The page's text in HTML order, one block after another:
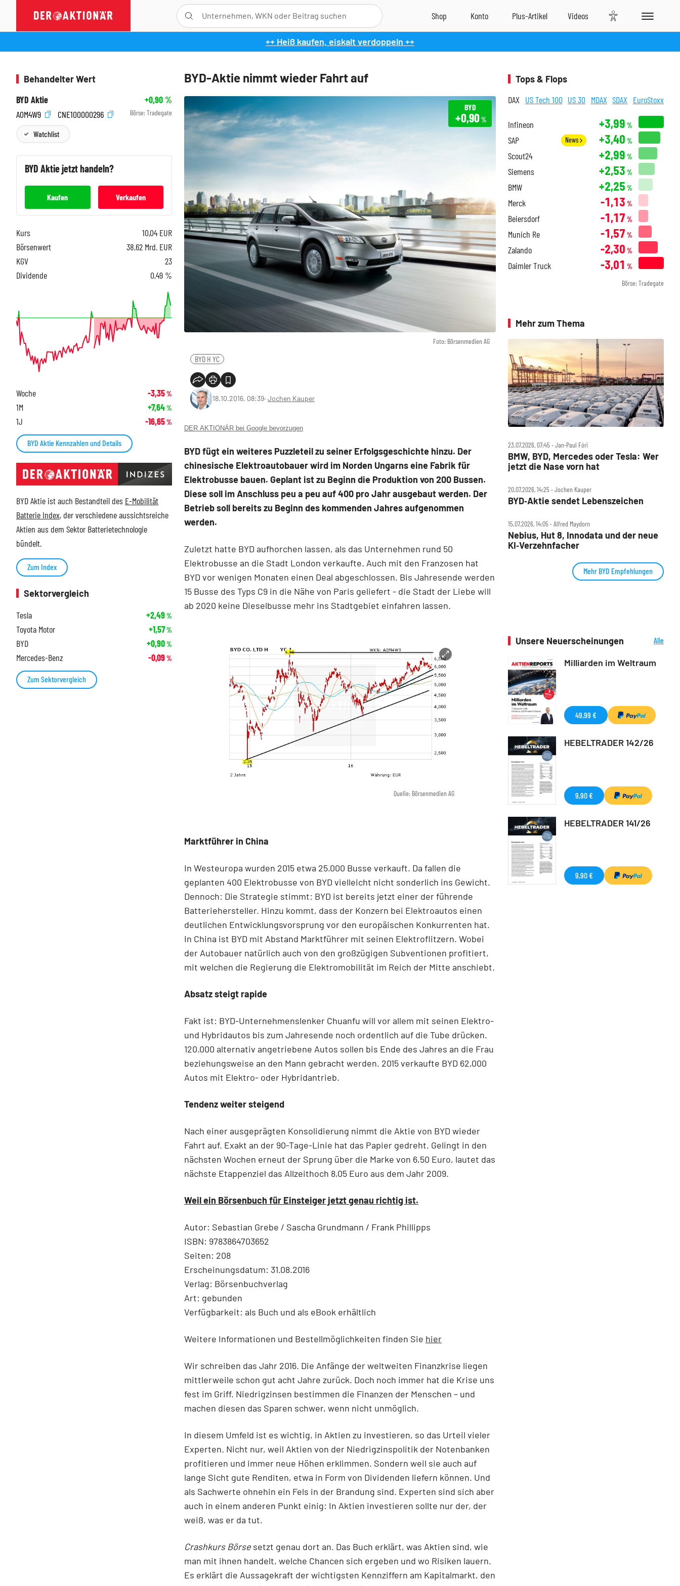
++ Heiß kaufen, eiskalt verdoppeln ++
BYD-Aktie nimmt wieder Fahrt auf
Foto: Börsenmedien AG
BYD
+0,90%
BYD H YC
18.10.2016, 08:39‧ Jochen Kauper
DER AKTIONÄR bei Google bevorzugen
BYD fügt ein weiteres Puzzleteil zu seiner Erfolgsgeschichte hinzu. Der
chinesische Elektroautobauer wird im Norden Ungarns eine Fabrik für
Elektrobusse bauen. Geplant ist zu Beginn die Produktion von 200 Bussen.
Diese soll im Anschluss peu a peu auf 400 pro Jahr ausgebaut werden. Der
Betrieb soll bereits zu Beginn des kommenden Jahres aufgenommen
werden.
Zuletzt hatte BYD aufhorchen lassen, als das Unternehmen rund 50
Elektrobusse an die Stadt London verkaufte. Auch mit den Franzosen hat
BYD vor wenigen Monaten einen Deal abgeschlossen. Bis Jahresende werden
15 Busse des Typs C9 in die Nähe von Paris geliefert - die Stadt der Liebe will
ab 2020 keine Dieselbusse mehr ins Stadtgebiet einfahren lassen.
Quelle: Börsenmedien AG
Marktführer in China
In Westeuropa wurden 2015 etwa 25.000 Busse verkauft. Da fallen die
geplanten 400 Elektrobusse von BYD vielleicht nicht sonderlich ins Gewicht.
Dennoch: Die Strategie stimmt: BYD ist bereits jetzt einer der führende
Batteriehersteller. Hinzu kommt, dass der Konzern bei Elektroautos einen
deutlichen Entwicklungsvorsprung vor den europäischen Konkurrenten hat.
In China ist BYD mit Abstand Marktführer mit seinen Elektroflitzern. Wobei
der Autobauer natürlich auch von den großzügigen Subventionen profitiert,
mit welchen die Regierung die Elektromobilität im Reich der Mitte anschiebt.
Absatz steigt rapide
Fakt ist: BYD-Unternehmenslenker Chuanfu will vor allem mit seinen Elektro-
und Hybridautos bis zum Jahresende noch ordentlich auf die Tube drücken.
120.000 alternativ angetriebene Autos sollen bis Ende des Jahres an die Frau
beziehungsweise an den Mann gebracht werden. 2015 verkaufte BYD 62,000
Autos mit Elektro- oder Hybridantrieb.
Tendenz weiter steigend
Nach einer ausgeprägten Konsolidierung nimmt die Aktie von BYD wieder
Fahrt auf. Exakt an der 90-Tage-Linie hat das Papier gedreht. Gelingt in den
nächsten Wochen erneut der Sprung über die Marke von 6,50 Euro, lautet das
nächste Etappenziel das Allzeithoch 8,05 Euro aus dem Jahr 2009.
Weil ein Börsenbuch für Einsteiger jetzt genau richtig ist.
Autor: Sebastian Grebe / Sascha Grundmann / Frank Phillipps
ISBN: 9783864703652
Seiten: 208
Erscheinungsdatum: 31.08.2016
Verlag: Börsenbuchverlag
Art: gebunden
Verfügbarkeit: als Buch und als eBook erhältlich
Weitere Informationen und Bestellmöglichkeiten finden Sie hier
Wir schreiben das Jahr 2016. Die Anfänge der weltweiten Finanzkrise liegen
mittlerweile schon gut acht Jahre zurück. Doch noch immer hat die Krise uns
fest im Griff. Niedrigzinsen bestimmen die Finanzen der Menschen – und
machen diesen das Sparen schwer, wenn nicht unmöglich.
In diesem Umfeld ist es wichtig, in Aktien zu investieren, so das Urteil vieler
Experten. Nicht nur, weil Aktien von der Niedrigzinspolitik der Notenbanken
profitieren und immer neue Höhen erklimmen. Sondern weil sie auch auf
lange Sicht gute Renditen, etwa in Form von Dividenden liefern können. Und
als Sachwerte ohnehin ein Fels in der Brandung sind. Experten sind sich aber
auch in einem anderen Punkt einig: In Aktien investieren sollte nur der, der
weiß, was er da tut.
Crashkurs Börse setzt genau dort an. Das Buch erklärt, was Aktien sind, wie
man mit ihnen handelt, welche Chancen sich ergeben und wo Risiken lauern.
Es erklärt die Aussagekraft der wichtigsten Kennziffern am Kapitalmarkt, den
Behandelter Wert
BYD Aktie
+0,90%
A0M4W9
CNE100000296 Börse: Tradegate
Watchlist
BYD Aktie jetzt handeln?
Kaufen Verkaufen
Kurs 10,04 EUR
Börsenwert
38,62 Mrd. EUR
KGV
23
Dividende
0,49 %
Woche -3,35%
1M +7,64%
1J -16,65%
BYD Aktie Kennzahlen und Details
BYD Aktie ist auch Bestandteil des E-Mobilität
Batterie Index, der verschiedene aussichtsreiche
Aktien aus dem Sektor Batterietechnologie
bündelt.
Zum Index
Sektorvergleich
Tesla
+2,49%
Toyota Motor +1,57%
BYD +0,90%
Mercedes-Benz -0,09%
Zum Sektorvergleich
Tops & Flops
DAX US Tech 100 US 30 MDAX SDAX EuroStoxx
Infineon +3,99 %
SAP News +3,40 %
Scout24 +2,99 %
Siemens +2,53 %
BMW +2,25 %
Merck -1,13 %
Beiersdorf -1,17 %
Munich Re -1,57 %
Zalando -2,30 %
Daimler Truck -3,01 %
Börse: Tradegate
Mehr zum Thema
23.07.2026, 07:45 ‧ Jan-Paul Fóri
BMW, BYD, Mercedes oder Tesla: Wer
jetzt die Nase vorn hat
20.07.2026, 14:25 ‧ Jochen Kauper
BYD‑Aktie sendet Lebenszeichen
15.07.2026, 14:05 ‧ Alfred Maydorn
Nebius, Hut 8, Innodata und der neue
KI‑Verzehnfacher
Mehr BYD Empfehlungen
Unsere Neuerscheinungen
Alle
Milliarden im Weltraum
49,99 €
HEBELTRADER 142/26
9,90 €
HEBELTRADER 141/26
9,90 €